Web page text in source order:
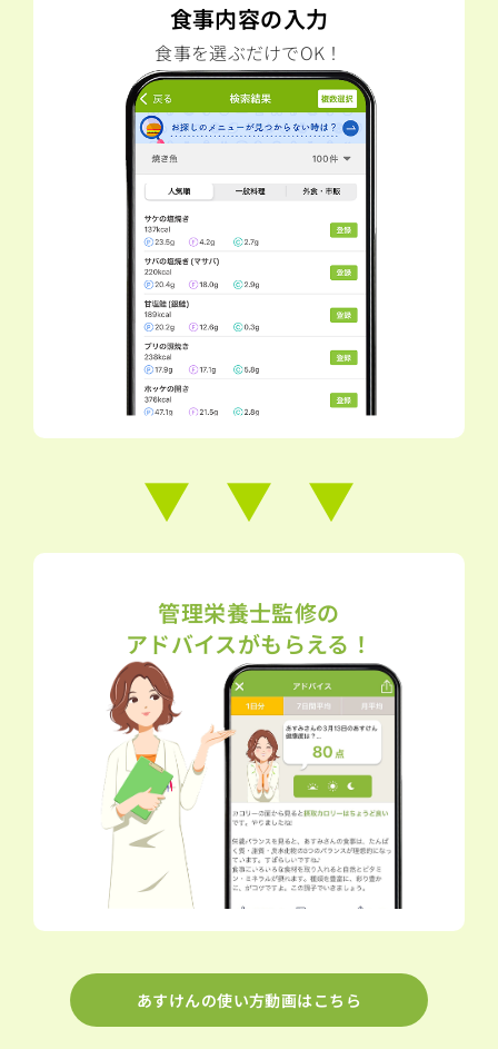
食事内容の入力
食事を選ぶだけでOK！
管理栄養士監修の
アドバイスがもらえる！
あすけんの使い方動画はこちら